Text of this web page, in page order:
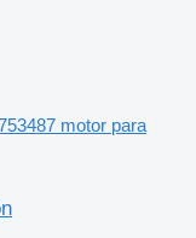
motor para